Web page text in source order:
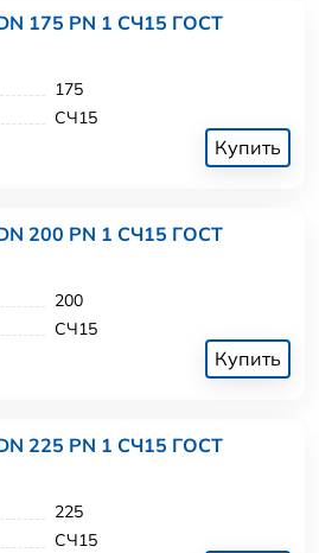
175 PN 1 СЧ15 ГОСТ
175
СЧ15
Купить
200 PN 1 СЧ15 ГОСТ
200
СЧ15
Купить
225 PN 1 СЧ15 ГОСТ
225
СЧ15